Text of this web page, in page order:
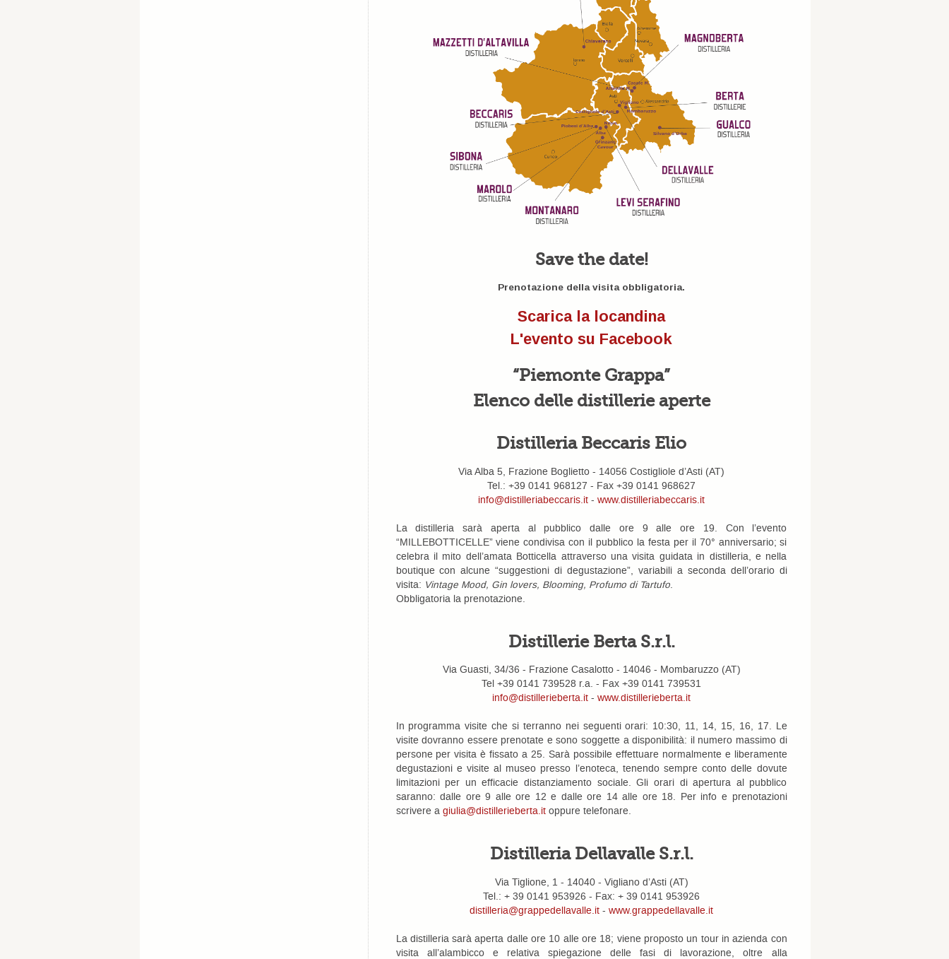
Save the date!
Prenotazione della visita obbligatoria.
Scarica la locandina
L'evento su Facebook
“Piemonte Grappa”
Elenco delle distillerie aperte
Distilleria Beccaris Elio
Via Alba 5, Frazione Boglietto - 14056 Costigliole d’Asti (AT)
Tel.: +39 0141 968127 - Fax +39 0141 968627
info@distilleriabeccaris.it - www.distilleriabeccaris.it
La distilleria sarà aperta al pubblico dalle ore 9 alle ore 19. Con l’evento
“MILLEBOTTICELLE” viene condivisa con il pubblico la festa per il 70° anniversario; si
celebra il mito dell’amata Botticella attraverso una visita guidata in distilleria, e nella
boutique con alcune “suggestioni di degustazione”, variabili a seconda dell’orario di
visita: Vintage Mood, Gin lovers, Blooming, Profumo di Tartufo.
Obbligatoria la prenotazione.
Distillerie Berta S.r.l.
Via Guasti, 34/36 - Frazione Casalotto - 14046 - Mombaruzzo (AT)
Tel +39 0141 739528 r.a. - Fax +39 0141 739531
info@distillerieberta.it - www.distillerieberta.it
In programma visite che si terranno nei seguenti orari: 10:30, 11, 14, 15, 16, 17. Le
visite dovranno essere prenotate e sono soggette a disponibilità: il numero massimo di
persone per visita è fissato a 25. Sarà possibile effettuare normalmente e liberamente
degustazioni e visite al museo presso l’enoteca, tenendo sempre conto delle dovute
limitazioni per un efficacie distanziamento sociale. Gli orari di apertura al pubblico
saranno: dalle ore 9 alle ore 12 e dalle ore 14 alle ore 18. Per info e prenotazioni
scrivere a giulia@distillerieberta.itoppure telefonare.
Distilleria Dellavalle S.r.l.
Via Tiglione, 1 - 14040 - Vigliano d’Asti (AT)
Tel.: + 39 0141 953926 - Fax: + 39 0141 953926
distilleria@grappedellavalle.it - www.grappedellavalle.it
La distilleria sarà aperta dalle ore 10 alle ore 18; viene proposto un tour in azienda con
visita all’alambicco e relativa spiegazione delle fasi di lavorazione, oltre alla